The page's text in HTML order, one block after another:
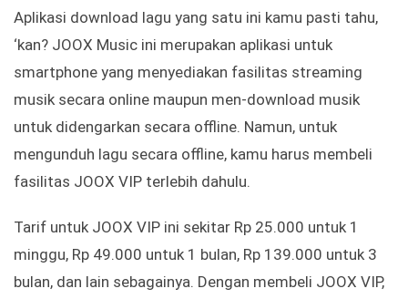
Aplikasi download lagu yang satu ini kamu pasti tahu,
‘kan? JOOX Music ini merupakan aplikasi untuk
smartphone yang menyediakan fasilitas streaming
musik secara online maupun men-download musik
untuk didengarkan secara offline. Namun, untuk
mengunduh lagu secara offline, kamu harus membeli
fasilitas JOOX VIP terlebih dahulu.
Tarif untuk JOOX VIP ini sekitar Rp 25.000 untuk 1
minggu, Rp 49.000 untuk 1 bulan, Rp 139.000 untuk 3
bulan, dan lain sebagainya. Dengan membeli JOOX VIP,